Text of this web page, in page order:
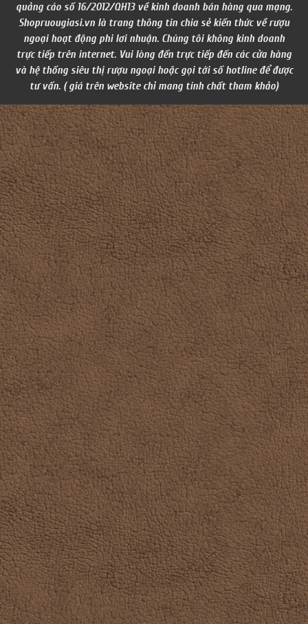
quảng cáo số 16/2012/QH13 về kinh doanh bán hàng qua mạng.
Shopruougiasi.vn là trang thông tin chia sẻ kiến thức về rượu
ngoại hoạt động phi lơi nhuận. Chúng tôi không kinh doanh
trực tiếp trên internet. Vui lòng đến trực tiếp đến các cửa hàng
và hệ thống siêu thị rượu ngoại hoặc gọi tới số hotline để được
tư vấn. ( giá trên website chỉ mang tính chất tham khảo)